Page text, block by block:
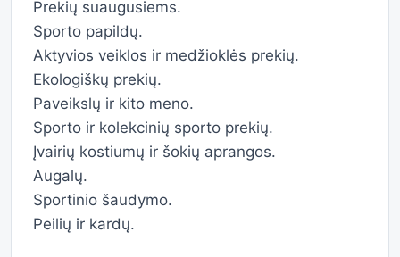
Prekių suaugusiems.
Sporto papildų.
Aktyvios veiklos ir medžioklės prekių.
Ekologiškų prekių.
Paveikslų ir kito meno.
Sporto ir kolekcinių sporto prekių.
Įvairių kostiumų ir šokių aprangos.
Augalų.
Sportinio šaudymo.
Peilių ir kardų.